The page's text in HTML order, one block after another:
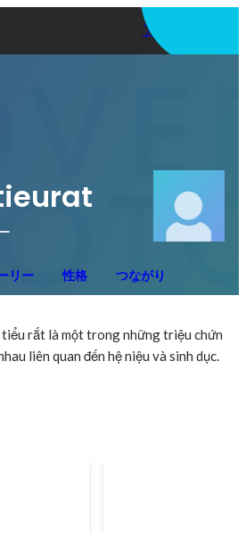
アプリを使う
リー 性格 つながり
rắt là một trong những triệu chứn
liên quan đến hệ niệu và sinh dục.